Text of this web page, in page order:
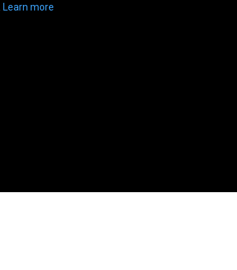
Learn more